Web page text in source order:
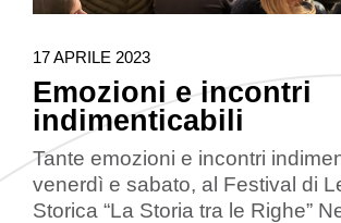
17 APRILE 2023
Emozioni e incontri
indimenticabili
Tante emozioni e incontri
venerdì e sabato, al Festival di
Storica “La Storia tra le Righe”